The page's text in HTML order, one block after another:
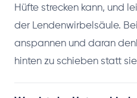
Hüfte strecken kann, und
der Lendenwirbelsäule.
anspannen und daran
hinten zu schieben statt